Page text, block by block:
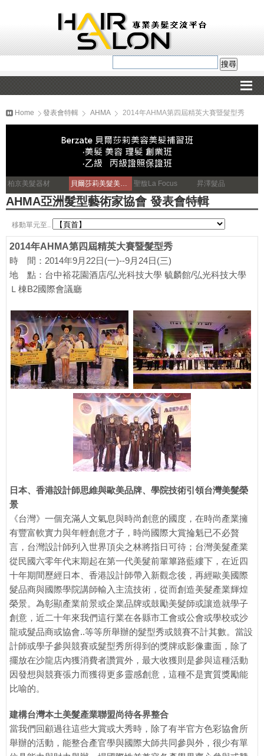
Home 發表會特輯 AHMA 2014年AHMA第四屆精英大賽暨髮型秀
柏京美髮器材 貝爾莎莉美髮美容補習 聖馥La Focus 昇澤髮品
AHMA亞洲髮型藝術家協會 發表會特輯
移動單元至..
2014年AHMA第四屆精英大賽暨髮型秀
時 間：2014年9月22日(一)--9月24日(三)
地 點：台中裕花園酒店/弘光科技大學 毓麟館/弘光科技大學
Ｌ棟B2國際會議廳
日本、香港設計師思維與歐美品牌、學院技術引領台灣美髮榮
景
《台灣》一個充滿人文氣息與時尚創意的國度，在時尚產業擁
有豐富軟實力與年輕創意才子，時尚國際大賞掄魁已不必贅
言，台灣設計師列入世界頂尖之林將指日可待；台灣美髮產業
從民國六零年代末期起在第一代美髮前輩篳路藍縷下，在近四
十年期間歷經日本、香港設計師帶入新觀念後，再經歐美國際
髮品商與國際學院講師輸入主流技術，從而創造美髮產業輝煌
榮景。為彰顯產業前景或企業品牌或鼓勵美髮師或讓造就學子
創意，近二十年來我們這行業在各縣市工會或公會或學校或沙
龍或髮品商或協會..等等所舉辦的髮型秀或競賽不計其數。當設
計師或學子參與競賽或髮型秀所得到的獎牌或影像畫面，除了
擺放在沙龍店內獲消費者讚賞外，最大收獲則是參與這種活動
因發想與競賽張力而獲得更多靈感創意，這種不是實質獎勵能
比喻的。
建構台灣本土美髮產業聯盟尚待各界整合
當我們回顧過往這些大賞或大秀時，除了有半官方色彩協會所
舉辦的活動，能整合產官學與國際大師共同參與外，很少有單